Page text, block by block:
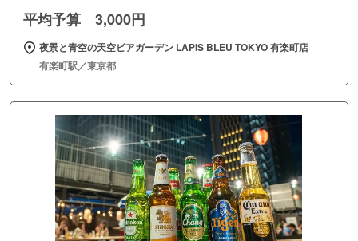
平均予算 3,000円
夜景と青空の天空ビアガーデン LAPIS BLEU TOKYO 有楽町店
有楽町駅／東京都